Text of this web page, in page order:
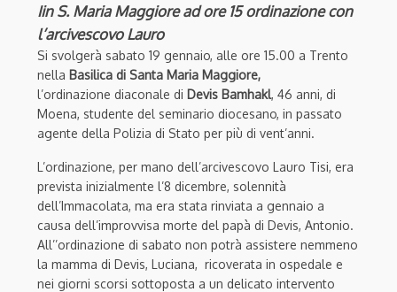
Iin S. Maria Maggiore ad ore 15 ordinazione con
l’arcivescovo Lauro
Si svolgerà sabato 19 gennaio, alle ore 15.00 a Trento
nella Basilica di Santa Maria Maggiore,
l’ordinazione diaconale di Devis Bamhakl, 46 anni, di
Moena, studente del seminario diocesano, in passato
agente della Polizia di Stato per più di vent’anni.
L’ordinazione, per mano dell’arcivescovo Lauro Tisi, era
prevista inizialmente l’8 dicembre, solennità
dell’Immacolata, ma era stata rinviata a gennaio a
causa dell’improvvisa morte del papà di Devis, Antonio.
All’’ordinazione di sabato non potrà assistere nemmeno
la mamma di Devis, Luciana, ricoverata in ospedale e
nei giorni scorsi sottoposta a un delicato intervento